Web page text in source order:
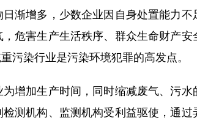
渐增多，少数企业因自身处置能力
危害生产生活秩序、群众生命财产
污染行业是污染环境犯罪的高发点。
加生产时间，同时缩减废气、污水
测机构、监测机构受利益驱使，通过